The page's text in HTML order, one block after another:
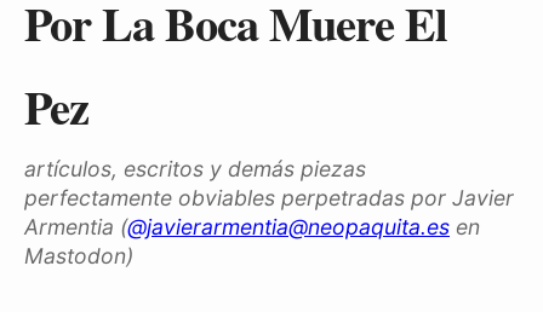
Por La Boca Muere El
Pez
artículos, escritos y demás piezas
perfectamente obviables perpetradas por Javier
Armentia (@javierarmentia@neopaquita.es en
Mastodon)